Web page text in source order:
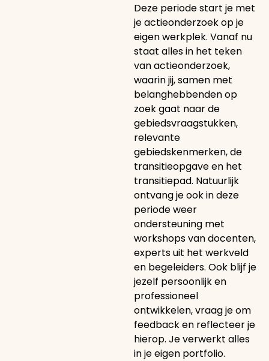
Deze periode start je met
je actieonderzoek op je
eigen werkplek. Vanaf nu
staat alles in het teken
van actieonderzoek,
waarin jij, samen met
belanghebbenden op
zoek gaat naar de
gebiedsvraagstukken,
relevante
gebiedskenmerken, de
transitieopgave en het
transitiepad. Natuurlijk
ontvang je ook in deze
periode weer
ondersteuning met
workshops van docenten,
experts uit het werkveld
en begeleiders. Ook blijf je
jezelf persoonlijk en
professioneel
ontwikkelen, vraag je om
feedback en reflecteer je
hierop. Je verwerkt alles
in je eigen portfolio.